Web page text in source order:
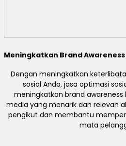
Meningkatkan Brand Awareness
Dengan meningkatkan
sosial Anda, jasa optimasi
meningkatkan brand awareness
media yang menarik dan relevan
pengikut dan membantu
mata